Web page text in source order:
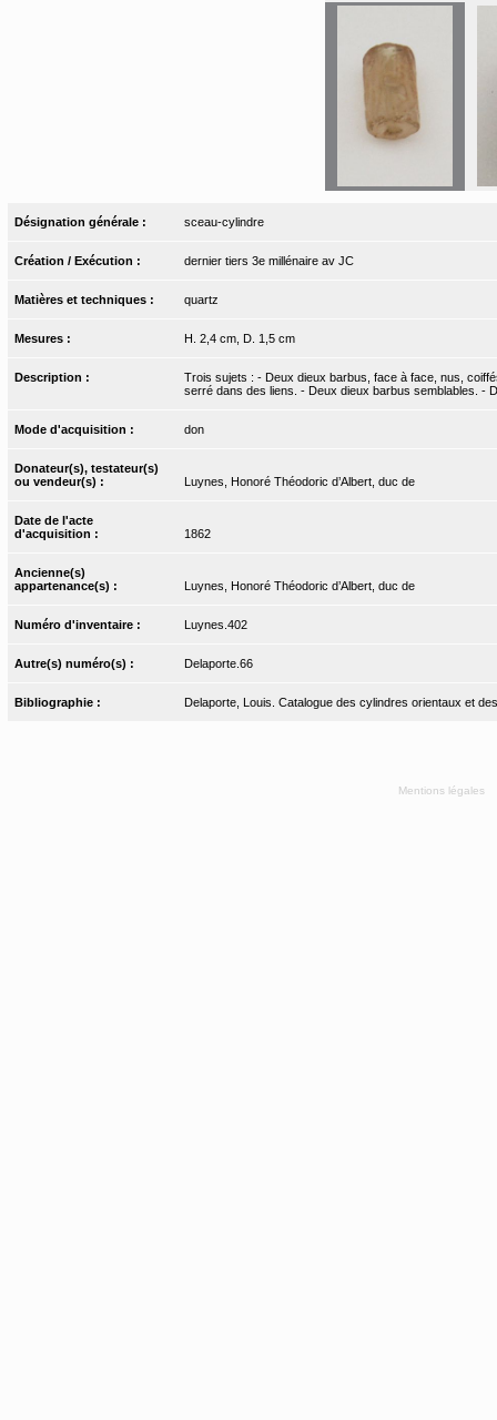
Désignation générale : sceau-cylindre
Création / Exécution : dernier tiers 3e millénaire av JC
Matières et techniques : quartz
Mesures : H. 2,4 cm, D. 1,5 cm
Description :
Trois sujets : - Deux dieux barbus, face à face, nus,
serré dans des liens. - Deux dieux barbus semblables. -
Mode d'acquisition : don
Donateur(s), testateur(s)
ou vendeur(s) :
Luynes, Honoré Théodoric d’Albert, duc de
Date de l'acte
d'acquisition :
1862
Ancienne(s)
appartenance(s) :
Luynes, Honoré Théodoric d’Albert, duc de
Numéro d'inventaire : Luynes.402
Autre(s) numéro(s) : Delaporte.66
Bibliographie : Delaporte, Louis. Catalogue des cylindres orientaux et
Mentions légales